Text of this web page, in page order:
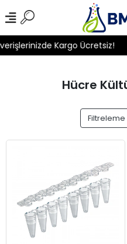
Kargo Ücretsiz!
Hücre
Filtreleme